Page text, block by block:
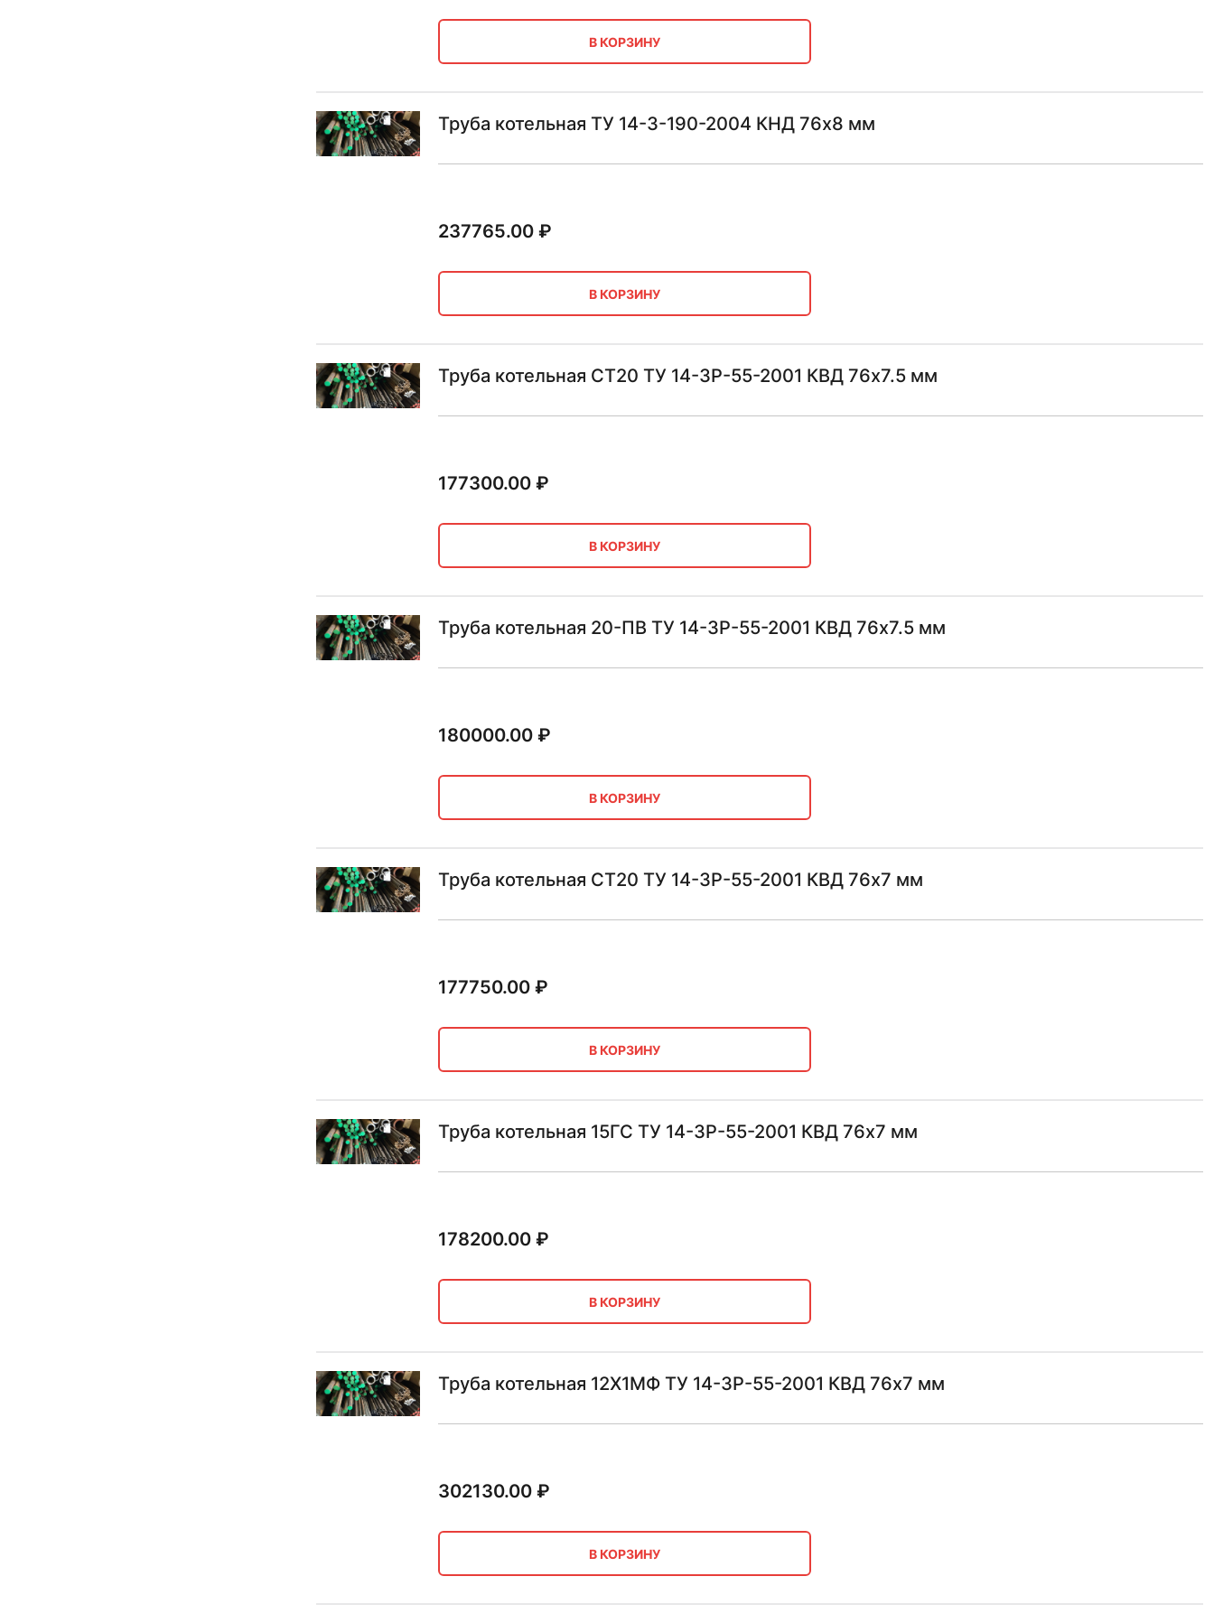
В КОРЗИНУ
Труба котельная ТУ 14-3-190-2004 КНД 76х8 мм
237765.00₽
В КОРЗИНУ
Труба котельная СТ20 ТУ 14-3Р-55-2001 КВД 76х7.5 мм
177300.00₽
В КОРЗИНУ
Труба котельная 20-ПВ ТУ 14-3Р-55-2001 КВД 76х7.5 мм
180000.00₽
В КОРЗИНУ
Труба котельная СТ20 ТУ 14-3Р-55-2001 КВД 76х7 мм
177750.00₽
В КОРЗИНУ
Труба котельная 15ГС ТУ 14-3Р-55-2001 КВД 76х7 мм
178200.00₽
В КОРЗИНУ
Труба котельная 12Х1МФ ТУ 14-3Р-55-2001 КВД 76х7 мм
302130.00₽
В КОРЗИНУ